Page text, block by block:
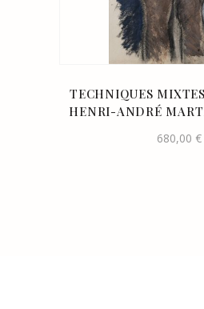
TECHNIQUES
HENRI-ANDRÉ
680,00 €